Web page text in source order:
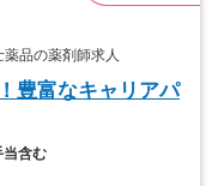
品の薬剤師求人
豊富なキャリアパ
当含む